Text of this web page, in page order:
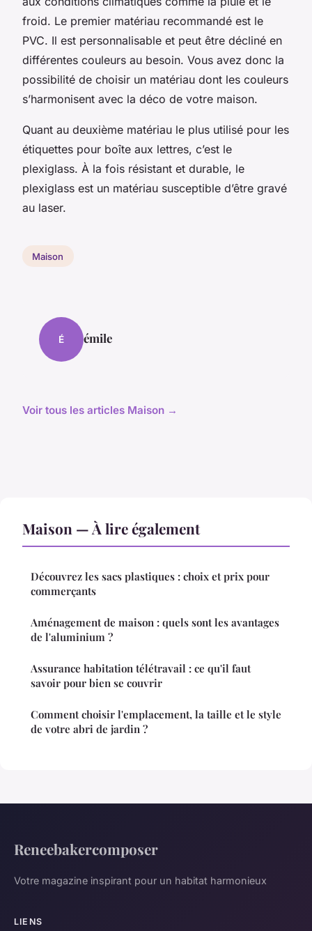
froid. Le premier matériau recommandé est le
PVC. Il est personnalisable et peut être décliné en
différentes couleurs au besoin. Vous avez donc la
possibilité de choisir un matériau dont les couleurs
s’harmonisent avec la déco de votre maison.
Quant au deuxième matériau le plus utilisé pour les
étiquettes pour boîte aux lettres, c’est le
plexiglass. À la fois résistant et durable, le
plexiglass est un matériau susceptible d’être gravé
au laser.
Maison
É émile
Voir tous les articles Maison →
Maison — À lire également
Découvrez les sacs plastiques : choix et prix pour
commerçants
Aménagement de maison : quels sont les avantages
de l'aluminium ?
Assurance habitation télétravail : ce qu'il faut
savoir pour bien se couvrir
Comment choisir l'emplacement, la taille et le style
de votre abri de jardin ?
Reneebakercomposer
Votre magazine inspirant pour un habitat harmonieux
LIENS